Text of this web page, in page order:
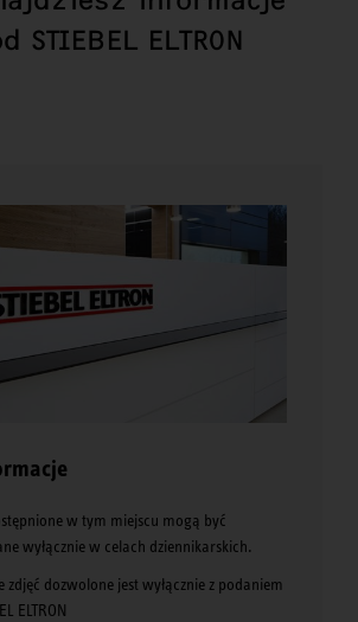
STIEBEL ELTRON
w tym miejscu mogą być
wyłącznie w celach dziennikarskich.
zdjęć dozwolone jest wyłącznie z podaniem
ELTRON